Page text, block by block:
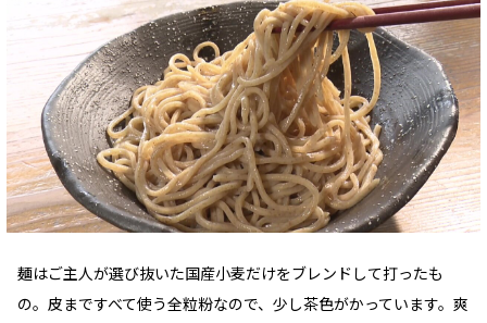
麺はご主人が選び抜いた国産小麦だけをブレンドして打ったも
の。皮まですべて使う全粒粉なので、少し茶色がかっています。爽